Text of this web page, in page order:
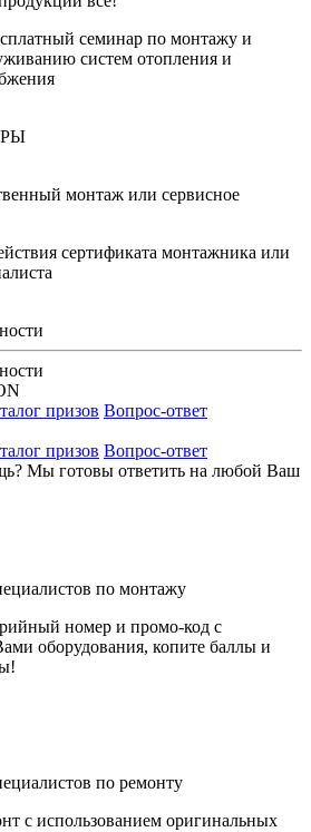
семинар по монтажу и
систем отопления и
монтаж или сервисное
сертификата монтажника или
призов Вопрос-ответ
призов Вопрос-ответ
Мы готовы ответить на любой Ваш
по монтажу
номер и промо-код с
оборудования, копите баллы и
по ремонту
с использованием оригинальных